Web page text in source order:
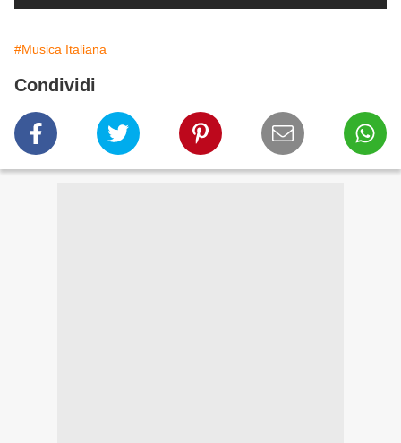
#Musica Italiana
Condividi